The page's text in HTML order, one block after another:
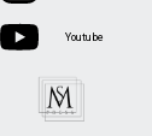
Youtube